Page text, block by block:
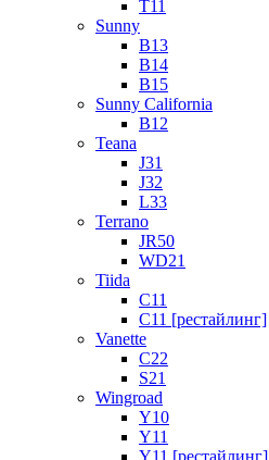
T11
Sunny
B13
B14
B15
Sunny California
B12
Teana
J31
J32
L33
Terrano
JR50
WD21
Tiida
C11
C11 [рестайлинг]
Vanette
C22
S21
Wingroad
Y10
Y11
Y11 [рестайлинг]